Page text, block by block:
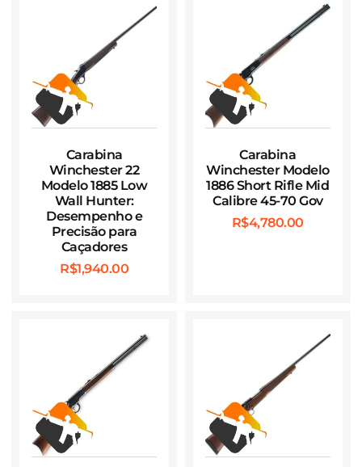
Carabina
Winchester 22
Modelo 1885 Low
Wall Hunter:
Desempenho e
Precisão para
Caçadores
R$1,940.00
Carabina
Winchester Modelo
1886 Short Rifle Mid
Calibre 45-70 Gov
R$4,780.00